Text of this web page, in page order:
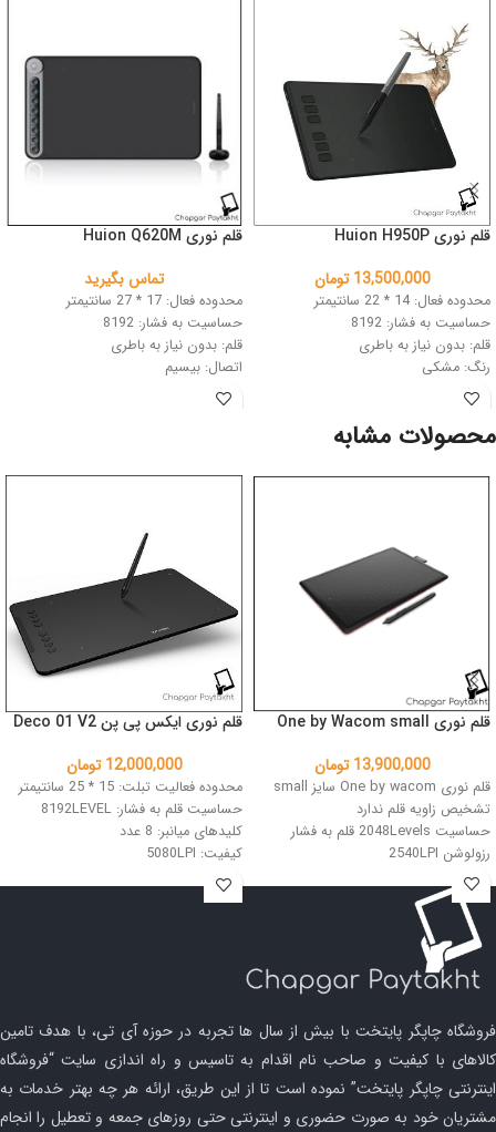
قلم نوری Huion H950P
13,500,000 تومان
محدوده فعال: 14 * 22 سانتیمتر
حساسیت به فشار: 8192
قلم: بدون نیاز به باطری
رنگ: مشکی
قلم نوری Huion Q620M
تماس بگیرید
محدوده فعال: 17 * 27 سانتیمتر
حساسیت به فشار: 8192
قلم: بدون نیاز به باطری
اتصال: بیسیم
رنگ: مشکی
محصولات مشابه
قلم نوری One by Wacom small
13,900,000 تومان
قلم نوری One by wacom سایز small
تشخیص زاویه قلم ندارد
حساسیت 2048Levels قلم به فشار
رزولوشن 2540LPI
قلم نوری ایکس پی پن Deco 01 V2
12,000,000 تومان
محدوده فعالیت تبلت: 15 * 25 سانتیمتر
حساسیت قلم به فشار: 8192LEVEL
کلیدهای میانبر: 8 عدد
کیفیت: 5080LPI
اتصال: USB
فروشگاه چاپگر پایتخت با بیش از سال ها تجربه در حوزه آی تی، با هدف تامین
کالاهای با کیفیت و صاحب نام اقدام به تاسیس و راه اندازی سایت “فروشگاه
اینترنتی چاپگر پایتخت” نموده است تا از این طریق، ارائه هر چه بهتر خدمات به
مشتریان خود به صورت حضوری و اینترنتی حتی روزهای جمعه و تعطیل را انجام